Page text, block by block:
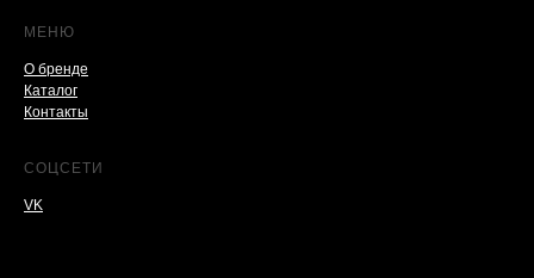
МЕНЮ
О бренде
Каталог
Контакты
СОЦСЕТИ
VK